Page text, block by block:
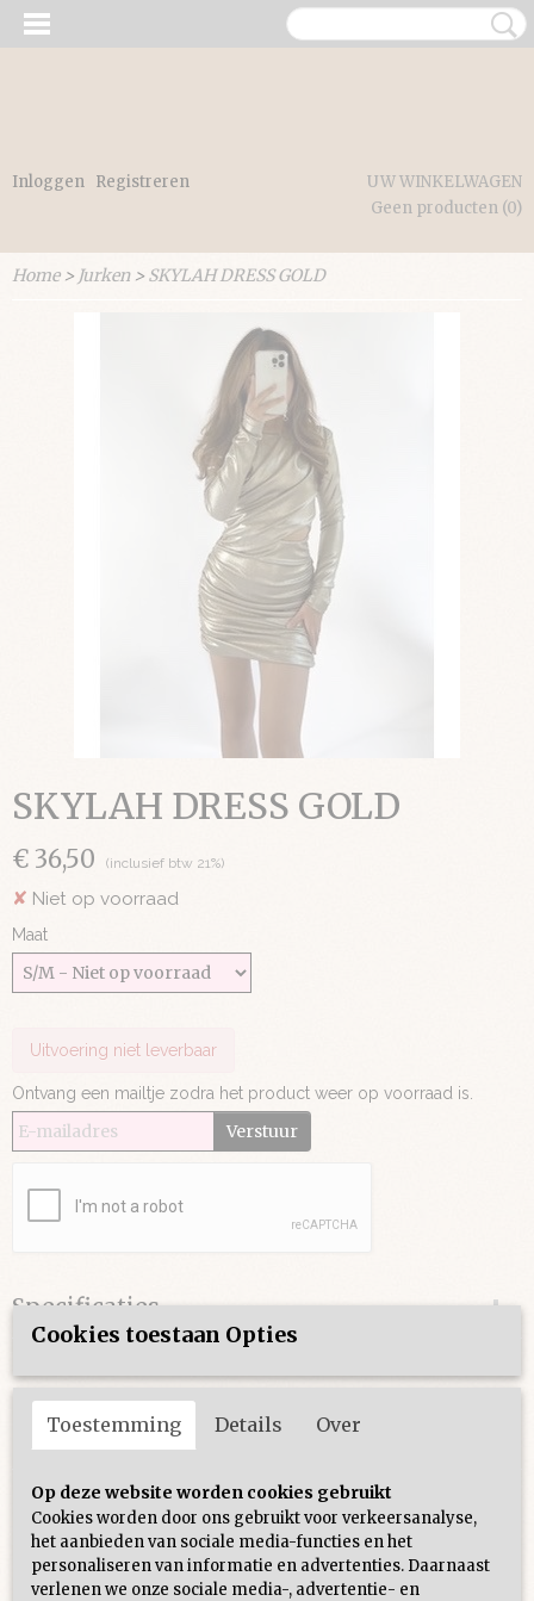
Inloggen Registreren
UW WINKELWAGEN
Geen producten (0)
Home> Jurken> SKYLAH DRESS GOLD
SKYLAH DRESS GOLD
€ 36,50 (inclusief btw 21%)
✘ Niet op voorraad
Maat
Uitvoering niet leverbaar
Ontvang een mailtje zodra het product weer op voorraad is.
Verstuur
Specificaties
78-91
Deze jurk is korter en langer te dragen.
perfect voor elke lengte!
Ook interessant
Cookies toestaan Opties
Toestemming Details Over
Op deze website worden cookies gebruikt
Cookies worden door ons gebruikt voor verkeersanalyse,
het aanbieden van sociale media-functies en het
personaliseren van informatie en advertenties. Daarnaast
verlenen we onze sociale media-, advertentie- en